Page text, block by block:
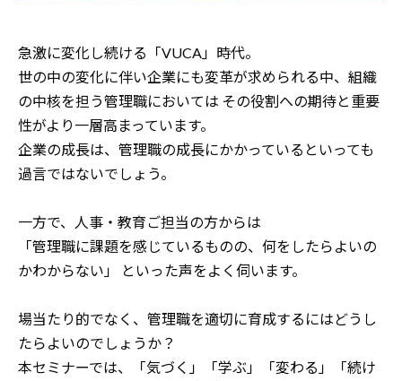
急激に変化し続ける「VUCA」時代。
世の中の変化に伴い企業にも変革が求められる中、組織
の中核を担う管理職においては その役割への期待と重要
性がより一層高まっています。
企業の成長は、管理職の成長にかかっているといっても
過言ではないでしょう。
一方で、人事・教育ご担当の方からは
「管理職に課題を感じているものの、何をしたらよいの
かわからない」
といった声をよく伺います。
場当たり的でなく、管理職を適切に育成するにはどうし
たらよいのでしょうか？
本セミナーでは、「気づく」「学ぶ」「変わる」「続け